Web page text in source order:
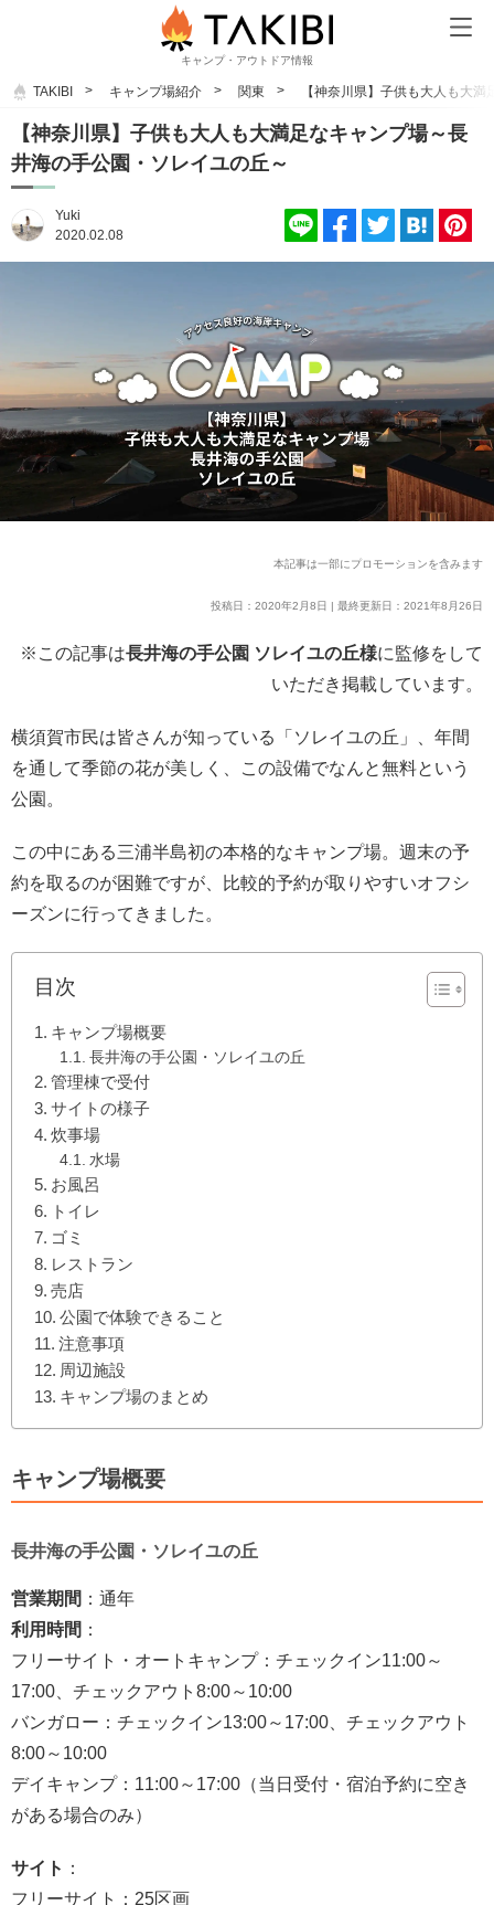
キャンプ・アウトドア情報
TAKIBI キャンプ場紹介 関東 【神奈川県】子供も大人も大
【神奈川県】子供も大人も大満足なキャンプ場～長
井海の手公園・ソレイユの丘～
Yuki
2020.02.08
本記事は一部にプロモーションを含みます
投稿日：2020年2月8日 | 最終更新日：2021年8月26日
※この記事は長井海の手公園 ソレイユの丘様に監修をして
いただき掲載しています。
横須賀市民は皆さんが知っている「ソレイユの丘」、年間
を通して季節の花が美しく、この設備でなんと無料という
公園。
この中にある三浦半島初の本格的なキャンプ場。週末の予
約を取るのが困難ですが、比較的予約が取りやすいオフシ
ーズンに行ってきました。
目次
キャンプ場概要
長井海の手公園・ソレイユの丘
管理棟で受付
サイトの様子
炊事場
水場
お風呂
トイレ
ゴミ
レストラン
売店
公園で体験できること
注意事項
周辺施設
キャンプ場のまとめ
キャンプ場概要
長井海の手公園・ソレイユの丘
営業期間 ：通年
利用時間 ：
フリーサイト・オートキャンプ：チェックイン11:00～
17:00、チェックアウト8:00～10:00
バンガロー：チェックイン13:00～17:00、チェックアウト
8:00～10:00
デイキャンプ：11:00～17:00（当日受付・宿泊予約に空き
がある場合のみ）
サイト ：
フリーサイト：25区画